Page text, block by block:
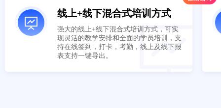
线上+线下混合式培训方式
强大的线上+线下混合式培训方式，可实
现灵活的教学安排和全面的学员培训，支
持在线签到，打卡，考勤，线上及线下报
表支持一键导出。